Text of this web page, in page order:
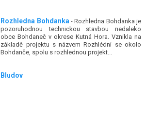
Rozhledna Bohdanka - Rozhledna Bohdanka je
pozoruhodnou technickou stavbou nedaleko
obce Bohdaneč v okrese Kutná Hora. Vznikla na
základě projektu s názvem Rozhlédni se okolo
Bohdanče, spolu s rozhlednou projekt...
Bludov